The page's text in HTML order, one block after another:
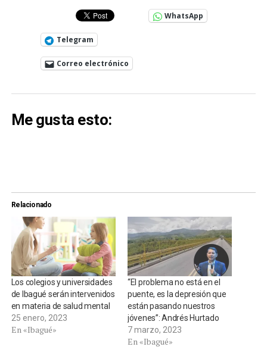
WhatsApp
Telegram
Correo electrónico
Me gusta esto:
Relacionado
Los colegios y universidades
de Ibagué serán intervenidos
en materia de salud mental
25 enero, 2023
En «Ibagué»
“El problema no está en el
puente, es la depresión que
están pasando nuestros
jóvenes”: Andrés Hurtado
7 marzo, 2023
En «Ibagué»